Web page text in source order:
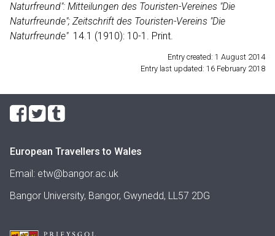
Naturfreund": Mitteilungen des Touristen-Vereines "Die
Naturfreunde"; Zeitschrift des Touristen-Vereins "Die
Naturfreunde"14.1 (1910): 10-1. Print.
Entry created: 1 August 2014
Entry last updated: 16 February 2018
European Travellers to Wales
Email: etw@bangor.ac.uk
Bangor University, Bangor, Gwynedd, LL57 2DG